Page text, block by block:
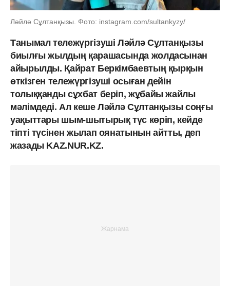
Ләйлә Сұлтанқызы. Фото: instagram.com/sultankyzy/
Танымал тележүргізуші Ләйлә Сұлтанқызы
биылғы жылдың қарашасында жолдасынан
айырылды. Қайрат Беркімбаевтың қырқын
өткізген тележүргізуші осыған дейін
толыққанды сұхбат беріп, жұбайы жайлы
мәлімдеді. Ал кеше Ләйлә Сұлтанқызы соңғы
уақыттары шым-шытырық түс көріп, кейде
тіпті түсінен жылап оянатынын айтты, деп
жазады KAZ.NUR.KZ.